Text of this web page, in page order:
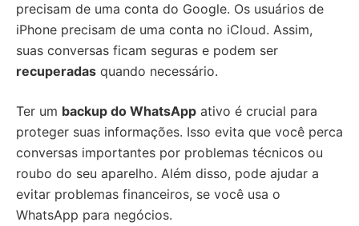
precisam de uma conta do Google. Os usuários de
iPhone precisam de uma conta no iCloud. Assim,
suas conversas ficam seguras e podem ser
recuperadas quando necessário.
Ter um backup do WhatsApp ativo é crucial para
proteger suas informações. Isso evita que você perca
conversas importantes por problemas técnicos ou
roubo do seu aparelho. Além disso, pode ajudar a
evitar problemas financeiros, se você usa o
WhatsApp para negócios.